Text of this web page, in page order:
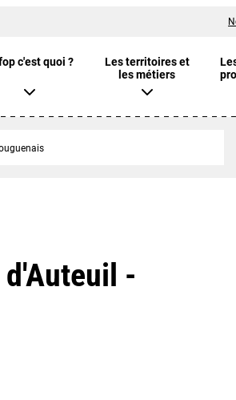
c'est quoi ?
Les territoires et
les métiers
-